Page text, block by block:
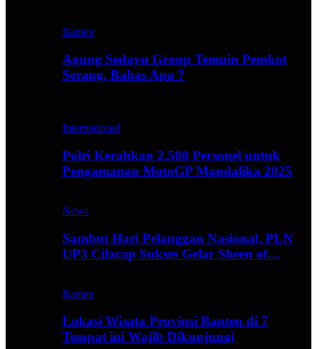
Banten
Agung Sedayu Group Temuin Pemkot
Serang, Bahas Apa ?
Internasional
Polri Kerahkan 2.580 Personel untuk
Pengamanan MotoGP Mandalika 2025
News
Sambut Hari Pelanggan Nasional, PLN
UP3 Cilacap Sukses Gelar Sheen of…
Banten
Lokasi Wisata Provinsi Banten di 7
Tempat ini Wajib Dikunjungi